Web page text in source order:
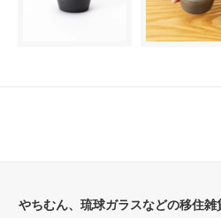
やちむん、琉球ガラスなどの移住雑